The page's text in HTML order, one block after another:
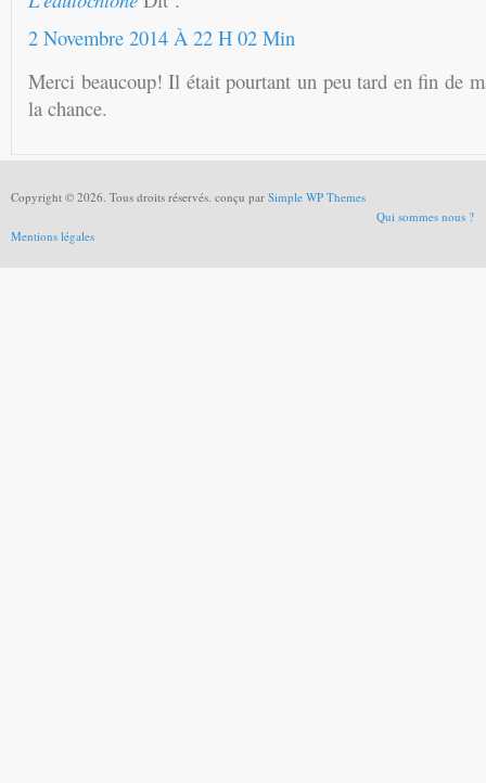
2 Novembre 2014 À 22 H 02 Min
Merci beaucoup! Il était pourtant un peu tard en fin de
la chance.
Copyright © 2026. Tous droits réservés. conçu par Simple WP Themes
Qui sommes nous ?
Mentions légales